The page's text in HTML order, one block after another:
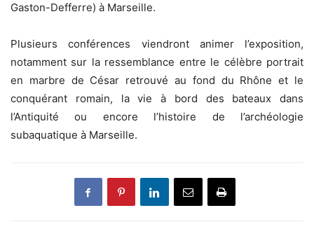
Gaston-Defferre) à Marseille.
Plusieurs conférences viendront animer l’exposition,
notamment sur la ressemblance entre le célèbre portrait
en marbre de César retrouvé au fond du Rhône et le
conquérant romain, la vie à bord des bateaux dans
l’Antiquité ou encore l’histoire de l’archéologie
subaquatique à Marseille.